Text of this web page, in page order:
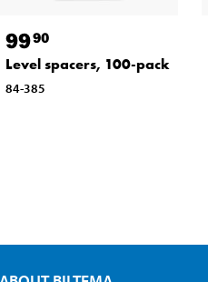
9990
Level spacers, 100-pack
84-385